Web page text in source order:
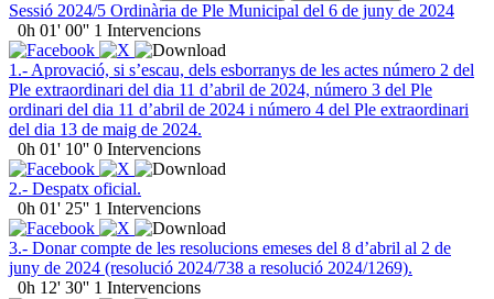
Sessió 2024/5 Ordinària de Ple Municipal del 6 de juny de 2024
0h 01' 00'' 1 Intervencions
1.- Aprovació, si s’escau, dels esborranys de les actes número 2 del
Ple extraordinari del dia 11 d’abril de 2024, número 3 del Ple
ordinari del dia 11 d’abril de 2024 i número 4 del Ple extraordinari
del dia 13 de maig de 2024.
0h 01' 10'' 0 Intervencions
2.- Despatx oficial.
0h 01' 25'' 1 Intervencions
3.- Donar compte de les resolucions emeses del 8 d’abril al 2 de
juny de 2024 (resolució 2024/738 a resolució 2024/1269).
0h 12' 30'' 1 Intervencions